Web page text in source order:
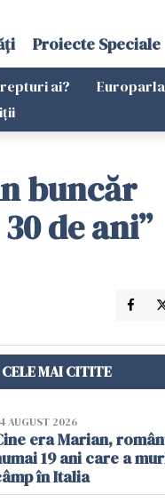
Proiecte Speciale
ai?
buncăr
de ani”
CELE MAI CITITE
AUGUST 2026
era Marian,
19 ani care a
în Italia